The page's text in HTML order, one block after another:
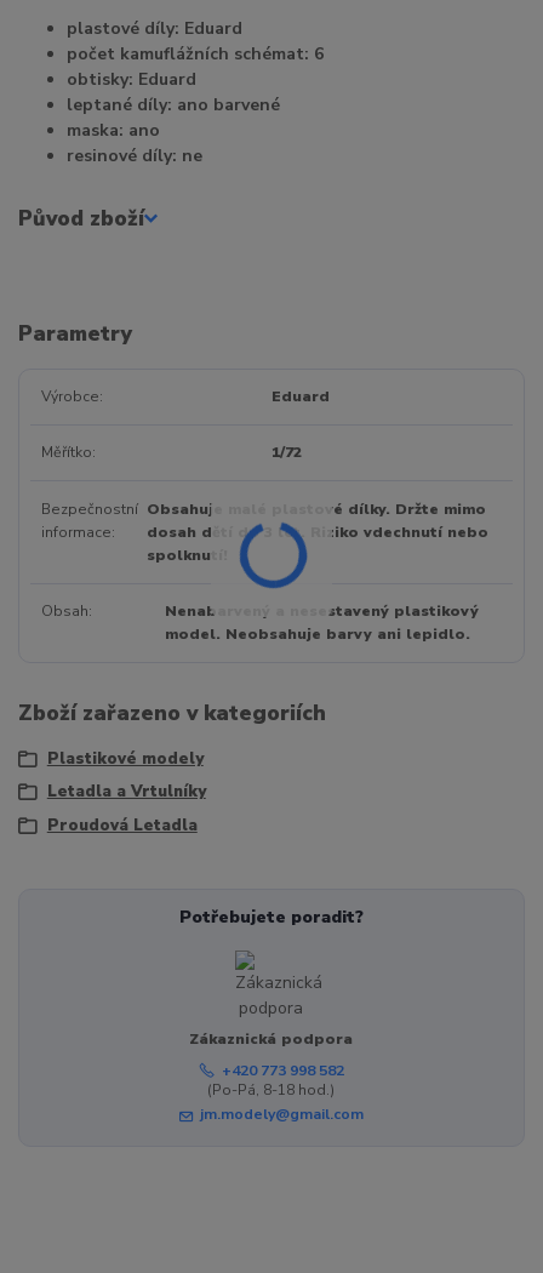
plastové díly: Eduard
počet kamuflážních schémat: 6
obtisky: Eduard
leptané díly: ano barvené
maska: ano
resinové díly: ne
Původ zboží
Parametry
Výrobce Eduard
Měřítko 1/72
Bezpečnostní
informace
Obsahuje malé plastové dílky. Držte mimo
dosah dětí do 3 let. Riziko vdechnutí nebo
spolknutí!
Obsah
Nenabarvený a nesestavený plastikový
model. Neobsahuje barvy ani lepidlo.
Zboží zařazeno v kategoriích
Plastikové modely
Letadla a Vrtulníky
Proudová Letadla
Potřebujete poradit?
Zákaznická podpora
+420 773 998 582
(Po-Pá, 8-18 hod.)
jm.modely@gmail.com